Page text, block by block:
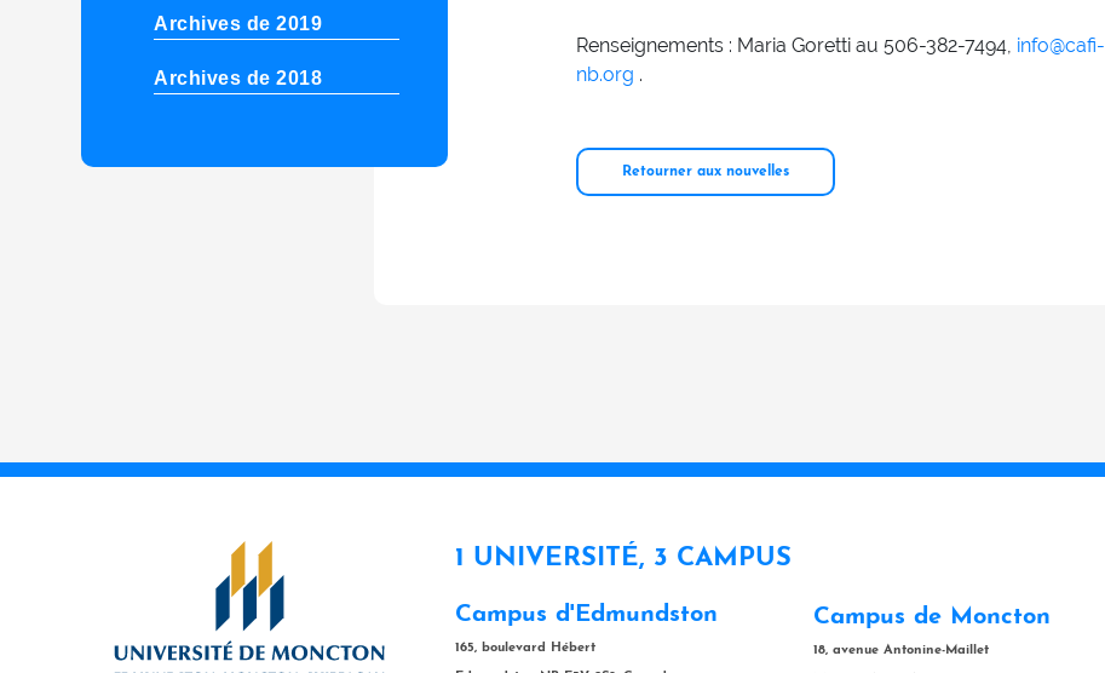
Archives de 2019
Archives de 2018
Renseignements : Maria Goretti au 506-382-7494, info@cafi-
nb.org .
Retourner aux nouvelles
1 UNIVERSITÉ, 3 CAMPUS
Campus d'Edmundston
165, boulevard Hébert
Campus de Moncton
18, avenue Antonine-Maillet